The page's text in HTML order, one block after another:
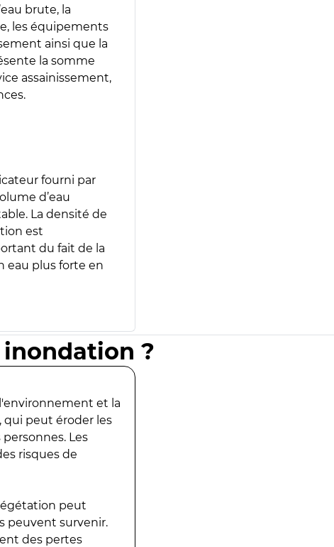
brute, la
les équipements
ainsi que la
la somme
assainissement,
fourni par
d’eau
La densité de
est
du fait de la
eau plus forte en
?
et la
qui peut éroder les
Les
risques de
peut
peuvent survenir.
des pertes